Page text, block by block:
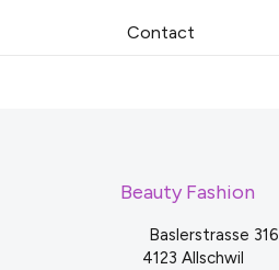
Contact
Beauty Fashion
Baslerstrasse 316
4123 Allschwil